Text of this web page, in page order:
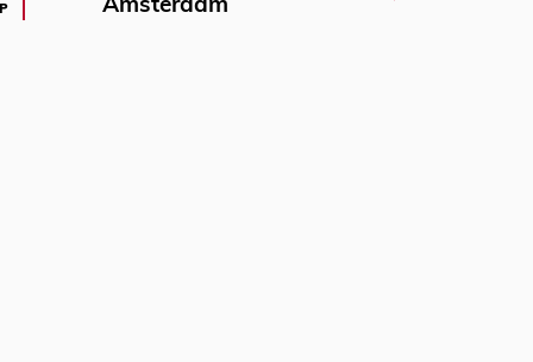
Amsterdam